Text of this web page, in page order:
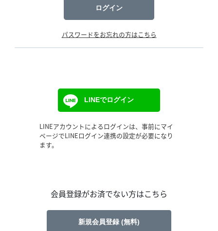
ログイン
パスワードをお忘れの方はこちら
LINEでログイン
LINEアカウントによるログインは、事前にマイ
ページでLINEログイン連携の設定が必要になり
ます。
会員登録がお済でない方はこちら
新規会員登録 (無料)